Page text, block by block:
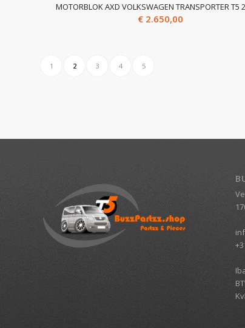
MOTORBLOK AXD VOLKSWAGEN TRANSPORTER T5
€2.650,00
1 2 3 4 5